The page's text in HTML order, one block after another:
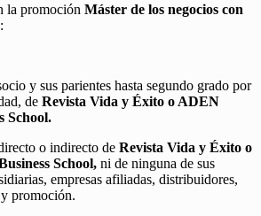
la promoción Máster de los negocios con
:
y sus parientes hasta segundo grado por
de Revista Vida y Éxito o ADEN
School.
o indirecto de Revista Vida y Éxito o
School, ni de ninguna de sus
empresas afiliadas, distribuidores,
promoción.